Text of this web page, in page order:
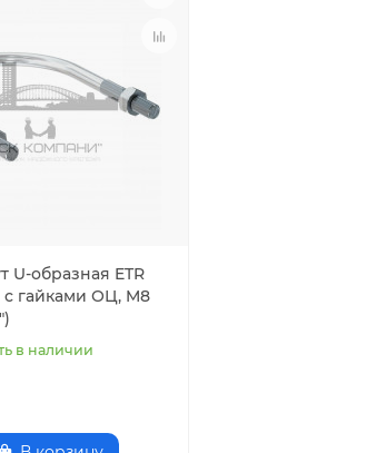
U-образная ETR
гайками ОЦ, M8
в наличии